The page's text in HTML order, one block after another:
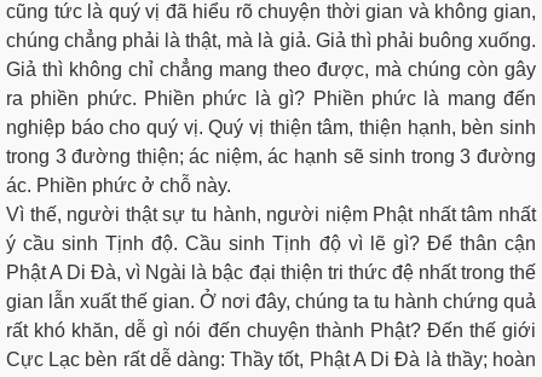
cũng tức là quý vị đã hiểu rõ chuyện thời gian và không gian,
chúng chẳng phải là thật, mà là giả. Giả thì phải buông xuống.
Giả thì không chỉ chẳng mang theo được, mà chúng còn gây
ra phiền phức. Phiền phức là gì? Phiền phức là mang đến
nghiệp báo cho quý vị. Quý vị thiện tâm, thiện hạnh, bèn sinh
trong 3 đường thiện; ác niệm, ác hạnh sẽ sinh trong 3 đường
ác. Phiền phức ở chỗ này.
Vì thế, người thật sự tu hành, người niệm Phật nhất tâm nhất
ý cầu sinh Tịnh độ. Cầu sinh Tịnh độ vì lẽ gì? Để thân cận
Phật A Di Đà, vì Ngài là bậc đại thiện tri thức đệ nhất trong thế
gian lẫn xuất thế gian. Ở nơi đây, chúng ta tu hành chứng quả
rất khó khăn, dễ gì nói đến chuyện thành Phật? Đến thế giới
Cực Lạc bèn rất dễ dàng: Thầy tốt, Phật A Di Đà là thầy; hoàn